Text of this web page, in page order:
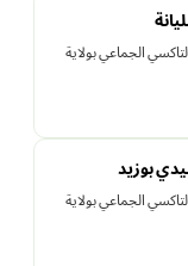
الجماعي بولاية
بوزيد
الجماعي بولاية